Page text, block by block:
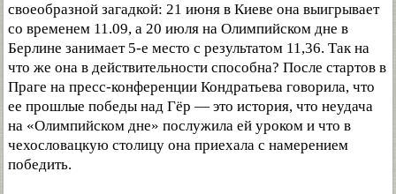
своеобразной загадкой: 21 июня в Киеве она выигрывает
со временем 11.09, а 20 июля на Олимпийском дне в
Берлине занимает 5-е место с результатом 11,36. Так на
что же она в действительности способна? После стартов в
Праге на пресс-конференции Кондратьева говорила, что
ее прошлые победы над Гёр — это история, что неудача
на «Олимпийском дне» послужила ей уроком и что в
чехословацкую столицу она приехала с намерением
победить.